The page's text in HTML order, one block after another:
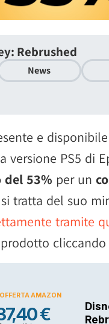
Rebrushed
News
e
versione PS5 di
53% per un
tratta del suo
tramite